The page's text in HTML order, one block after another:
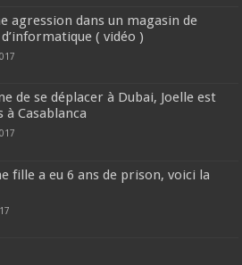
agression dans un magasin de
( vidéo )
de se déplacer à Dubai, Joelle est
à Casablanca
fille a eu 6 ans de prison, voici la